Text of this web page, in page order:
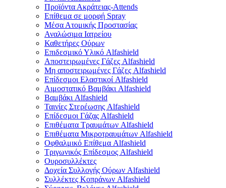
Προϊόντα Ακράτειας-Attends
Επίθεμα σε μορφή Spray
Μέσα Ατομικής Προστασίας
Αναλώσιμα Ιατρείου
Καθετήρες Ούρων
Επιδεσμικό Υλικό Alfashield
Αποστειρωμένες Γάζες Alfashield
Μη αποστειρωμένες Γάζες Alfashield
Επίδεσμοι Ελαστικοί Alfashield
Αιμοστατικό Βαμβάκι Alfashield
Βαμβάκι Alfashield
Ταινίες Στερέωσης Alfashield
Επίδεσμοι Γάζας Alfashield
Επιθέματα Τραυμάτων Alfashield
Επιθέματα Μικροτραυμάτων Alfashield
Οφθαλμικό Eπίθεμα Alfashield
Τριγωνικός Επίδεσμος Alfashield
Ουροσυλλέκτες
Δοχεία Συλλογής Ούρων Alfashield
Συλλέκτες Κοπράνων Alfashield